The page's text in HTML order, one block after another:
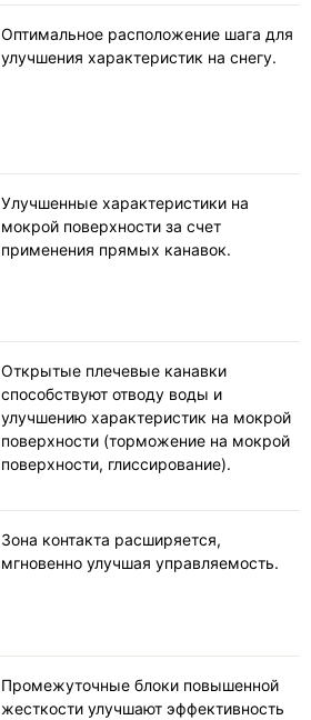
Оптимальное расположение шага для
улучшения характеристик на снегу.
Улучшенные характеристики на
мокрой поверхности за счет
применения прямых канавок.
Открытые плечевые канавки
способствуют отводу воды и
улучшению характеристик на мокрой
поверхности (торможение на мокрой
поверхности, глиссирование).
Зона контакта расширяется,
мгновенно улучшая управляемость.
Промежуточные блоки повышенной
жесткости улучшают эффективность